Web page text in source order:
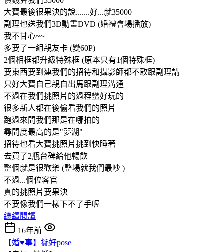
大寶最後很果決的說.......好...就35000
副理也送我們3D動畫DVD (婚禮會場播放)
我不甘心~~
多要了一組親友卡 (變60P)
2個相框都升級特殊框 (原本只有1個特殊框)
要東西要到連我們的招待和攝影師都不敢跟副理講
只好大寶自己親自出馬跟副理溝通
不過在我們挑照片的過程蠻好玩的
很多新人都在後偷看我們的照片
跑過來問我們那是在哪拍的
尋問度最高的是"夢湖"
招待也看大寶挑照片挑到快睡著
去買了2瓶台碑給他暢飲
整個就是很歡樂 (整場就我們最吵 )
不過...個位客官
真的挑照片要果決
不要像我們一樣下不了手喔
繼續閱讀
16年前
【婚♥事】擺好pose